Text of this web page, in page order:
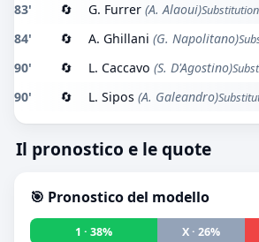
83' 🔄 G. Furrer (A. Alaoui)
84' 🔄 A. Ghillani (G. Napolitano)
90' 🔄 L. Caccavo (S. D'Agostino)
90' 🔄 L. Sipos (A. Galeandro)
Il pronostico e le quote
🎯 Pronostico del modello
1 · 38% X · 26%